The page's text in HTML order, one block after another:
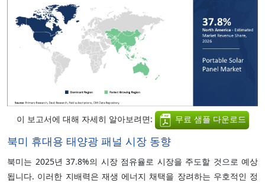
이 보고서에 대해 자세히 알아보려면: 무료 샘플 다운로드
북미 휴대용 태양광 패널 시장 동향
북미는 2025년 37.8%의 시장 점유율로 시장을 주도할 것으로 예상
됩니다. 이러한 지배력은 재생 에너지 채택을 장려하는 우호적인 정